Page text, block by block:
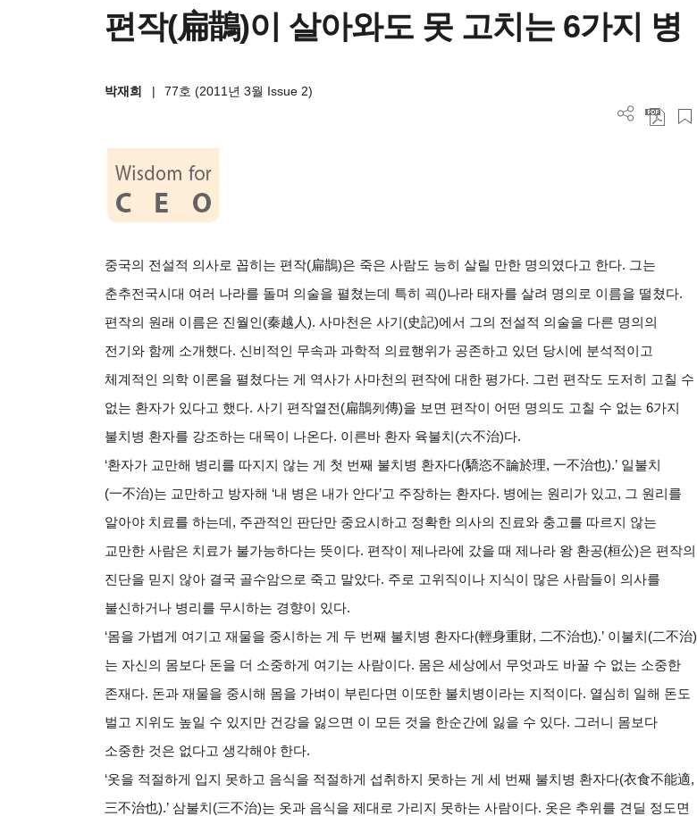
편작(扁鵲)이 살아와도 못 고치는 6가지 병
박재희 | 77호 (2011년 3월 Issue 2)
중국의 전설적 의사로 꼽히는 편작(扁鵲)은 죽은 사람도 능히 살릴 만한 명의였다고 한다. 그는
춘추전국시대 여러 나라를 돌며 의술을 펼쳤는데 특히 괵()나라 태자를 살려 명의로 이름을 떨쳤다.
편작의 원래 이름은 진월인(秦越人). 사마천은 사기(史記)에서 그의 전설적 의술을 다른 명의의
전기와 함께 소개했다. 신비적인 무속과 과학적 의료행위가 공존하고 있던 당시에 분석적이고
체계적인 의학 이론을 펼쳤다는 게 역사가 사마천의 편작에 대한 평가다. 그런 편작도 도저히 고칠 수
없는 환자가 있다고 했다. 사기 편작열전(扁鵲列傳)을 보면 편작이 어떤 명의도 고칠 수 없는 6가지
불치병 환자를 강조하는 대목이 나온다. 이른바 환자 육불치(六不治)다.
‘환자가 교만해 병리를 따지지 않는 게 첫 번째 불치병 환자다(驕恣不論於理, 一不治也).’ 일불치
(一不治)는 교만하고 방자해 ‘내 병은 내가 안다’고 주장하는 환자다. 병에는 원리가 있고, 그 원리를
알아야 치료를 하는데, 주관적인 판단만 중요시하고 정확한 의사의 진료와 충고를 따르지 않는
교만한 사람은 치료가 불가능하다는 뜻이다. 편작이 제나라에 갔을 때 제나라 왕 환공(桓公)은 편작의
진단을 믿지 않아 결국 골수암으로 죽고 말았다. 주로 고위직이나 지식이 많은 사람들이 의사를
불신하거나 병리를 무시하는 경향이 있다.
‘몸을 가볍게 여기고 재물을 중시하는 게 두 번째 불치병 환자다(輕身重財, 二不治也).’ 이불치(二不治)
는 자신의 몸보다 돈을 더 소중하게 여기는 사람이다. 몸은 세상에서 무엇과도 바꿀 수 없는 소중한
존재다. 돈과 재물을 중시해 몸을 가벼이 부린다면 이또한 불치병이라는 지적이다. 열심히 일해 돈도
벌고 지위도 높일 수 있지만 건강을 잃으면 이 모든 것을 한순간에 잃을 수 있다. 그러니 몸보다
소중한 것은 없다고 생각해야 한다.
‘옷을 적절하게 입지 못하고 음식을 적절하게 섭취하지 못하는 게 세 번째 불치병 환자다(衣食不能適,
三不治也).’ 삼불치(三不治)는 옷과 음식을 제대로 가리지 못하는 사람이다. 옷은 추위를 견딜 정도면